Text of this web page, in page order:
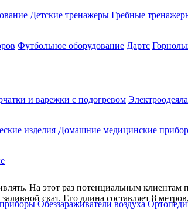
Детские тренажеры Гребные
Футбольное оборудование Дартс
и варежки с подогревом Электроодеяла
изделия Домашние медицинские
Обеззараживатели воздуха
На этот раз потенциальным клиентам
скат. Его длина составляет 8